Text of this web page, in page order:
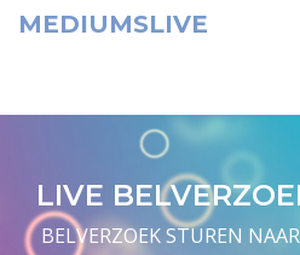
MEDIUMSLIVE
LIVE
BELVERZOEK STUREN